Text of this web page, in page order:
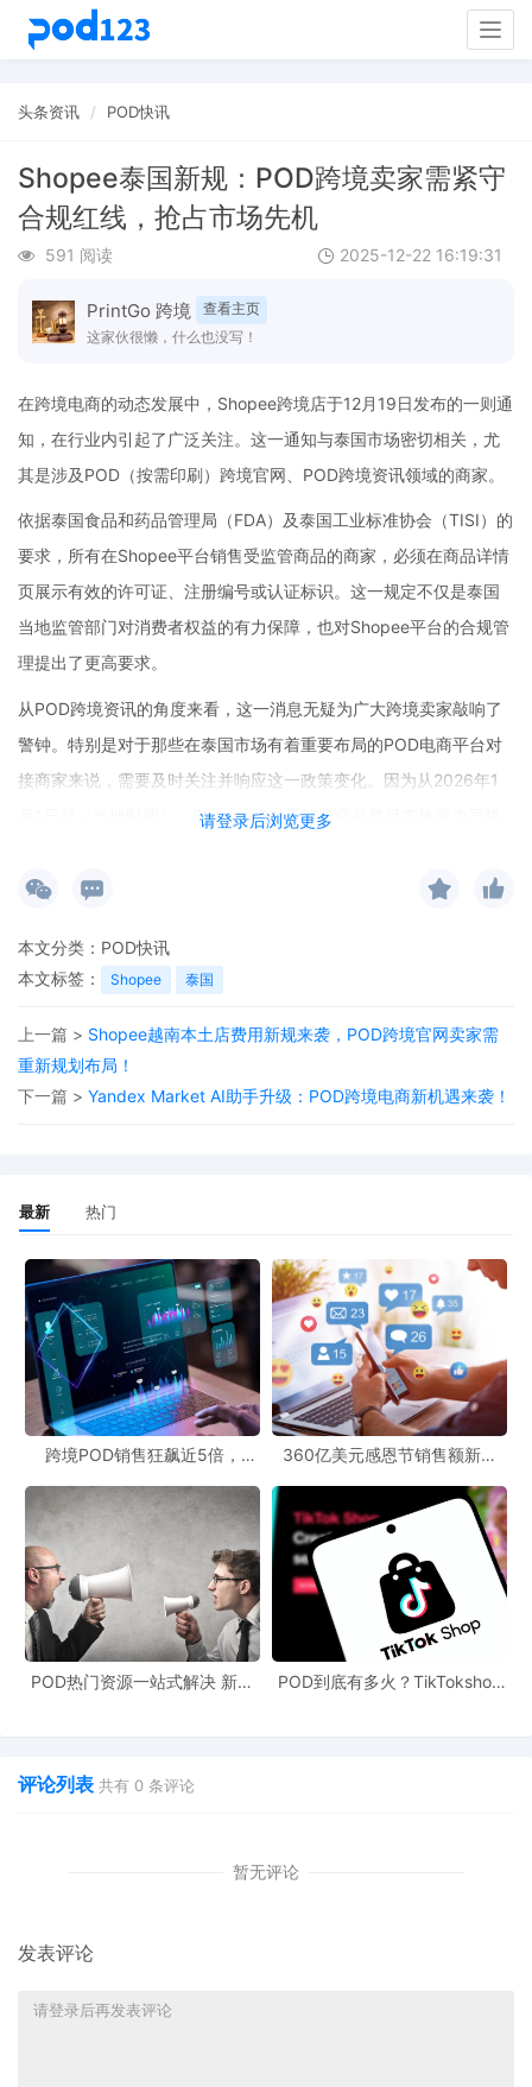
头条资讯 POD快讯
Shopee泰国新规：POD跨境卖家需紧守
合规红线，抢占市场先机
591 阅读 2025-12-22 16:19:31
PrintGo 跨境
查看主页
这家伙很懒，什么也没写！
请登录后浏览更多
在跨境电商的动态发展中，Shopee跨境店于12月19日发布的一则通
知，在行业内引起了广泛关注。这一通知与泰国市场密切相关，尤
其是涉及POD（按需印刷）跨境官网、POD跨境资讯领域的商家。
依据泰国食品和药品管理局（FDA）及泰国工业标准协会（TISI）的
要求，所有在Shopee平台销售受监管商品的商家，必须在商品详情
页展示有效的许可证、注册编号或认证标识。这一规定不仅是泰国
当地监管部门对消费者权益的有力保障，也对Shopee平台的合规管
理提出了更高要求。
从POD跨境资讯的角度来看，这一消息无疑为广大跨境卖家敲响了
警钟。特别是对于那些在泰国市场有着重要布局的POD电商平台对
接商家来说，需要及时关注并响应这一政策变化。因为从2026年1
月1日起（当地时间），Shopee将对受监管商品类目实施更为严格
卖家们需要在规定期限内完成资质信息的全面核查与更新，确保所
响。一方面，严格的合规管理有助于净化市场环境，提升消费者对
面，对于卖家而言，如果未按时更新或补充相关信息，商品可能因
信息不全或不符合当地监管要求而被下架或限制销售，情节严重的
还将面临账户扣分和冻结等处罚。
接也需要进一步优化，以确保卖家能够顺利完成资质信息的更新和
审核流程。在这个过程中，卖家们也需要积极主动地了解泰国市场
的监管要求，提前做好准备，以适应新的合规标准。
总之，Shopee跨境店发布的泰国商品合规新规，是跨境电商行业发
展中的一个重要节点。无论是POD跨境官网、POD跨境资讯，还是
POD电商平台对接，都需要密切关注这一变化，共同推动跨境市场
前景朝着更加规范、健康的方向发展。
本文分类： POD快讯
本文标签：
Shopee 泰国
上一篇 > Shopee越南本土店费用新规来袭，POD跨境官网卖家需
重新规划布局！
下一篇 > Yandex Market AI助手升级：POD跨境电商新机遇来袭！
最新 热门
跨境POD销售狂飙近5倍，
360亿美元感恩节销售额新纪
新风潮！
POD热门资源一站式解决 新手
POD到底有多火？TikTokshop
评论列表 共有 0 条评论
暂无评论
发表评论